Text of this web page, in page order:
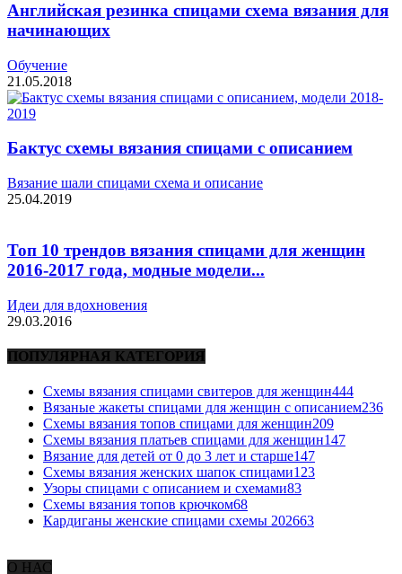
Английская резинка спицами схема вязания для
начинающих
Обучение
21.05.2018
Бактус схемы вязания спицами с описанием
Вязание шали спицами схема и описание
25.04.2019
Топ 10 трендов вязания спицами для женщин
2016-2017 года, модные модели...
Идеи для вдохновения
29.03.2016
ПОПУЛЯРНАЯ КАТЕГОРИЯ
Схемы вязания спицами свитеров для женщин444
Вязаные жакеты спицами для женщин с описанием236
Схемы вязания топов спицами для женщин209
Схемы вязания платьев спицами для женщин147
Вязание для детей от 0 до 3 лет и старше147
Схемы вязания женских шапок спицами123
Узоры спицами с описанием и схемами83
Схемы вязания топов крючком68
Кардиганы женские спицами схемы 202663
О НАС